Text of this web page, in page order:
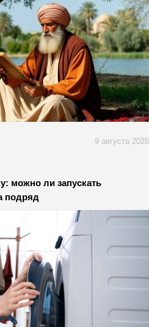
9 августа 2026
можно ли запускать
подряд